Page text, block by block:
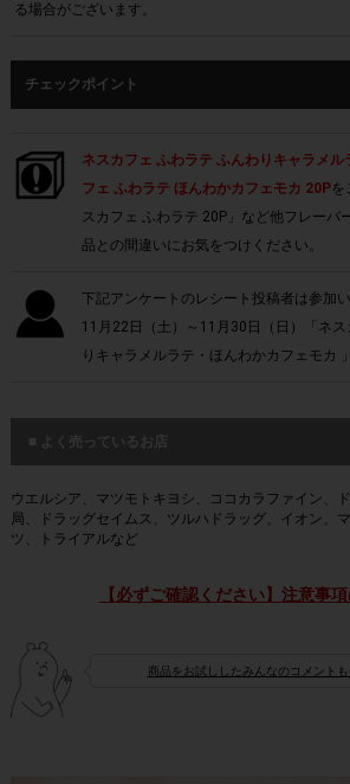
る場合がございます。
チェックポイント
ネスカフェ ふわラテ ふんわりキャラメル
フェ ふわラテ ほんわかカフェモカ 20Pを
スカフェ ふわラテ 20P」など他フレーバ
品との間違いにお気をつけください。
下記アンケートのレシート投稿者は参加い
11月22日（土）～11月30日（日）「ネ
りキャラメルラテ・ほんわかカフェモカ 」
■ よく売っているお店
ウエルシア、マツモトキヨシ、ココカラファイン、
局、ドラッグセイムス、ツルハドラッグ、イオン、
ツ、トライアルなど
【必ずご確認ください】注意事項
商品をお試ししたみんなのコメント